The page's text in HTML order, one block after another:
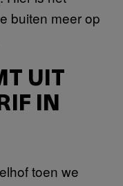
buiten meer op
UIT
IN
toen we